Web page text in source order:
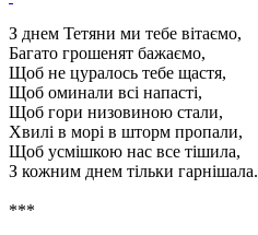
З днем Тетяни ми тебе вітаємо,
Багато грошенят бажаємо,
Щоб не цуралось тебе щастя,
Щоб оминали всі напасті,
Щоб гори низовиною стали,
Хвилі в морі в шторм пропали,
Щоб усмішкою нас все тішила,
З кожним днем тільки гарнішала.
***